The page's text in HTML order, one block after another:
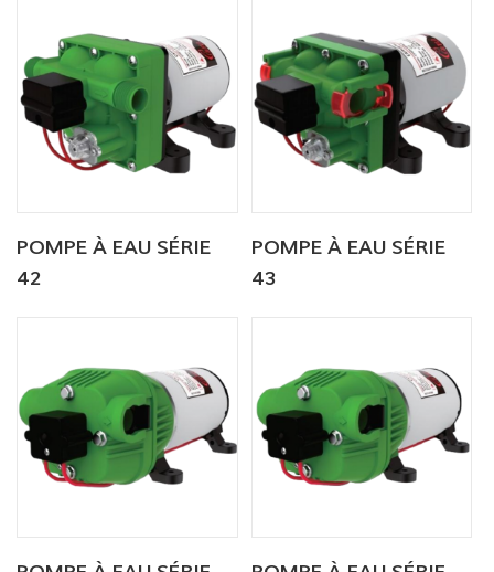
POMPE À EAU SÉRIE
42
POMPE À EAU SÉRIE
43